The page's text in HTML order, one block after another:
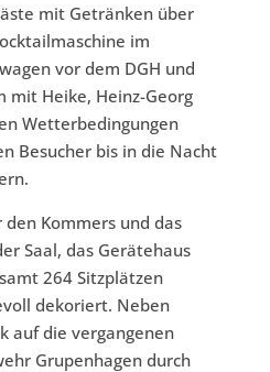
mit Getränken über
im
vor dem DGH und
mit Heike, Heinz-Georg
Wetterbedingungen
Besucher bis in die Nacht
Kommers und das
Saal, das Gerätehaus
264 Sitzplätzen
dekoriert. Neben
auf die vergangenen
Grupenhagen durch